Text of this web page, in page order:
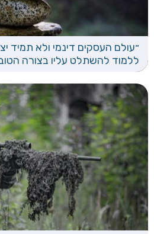
״עולם העסקים דינמי ולא תמיד
ללמוד להשתלט עליו בצורה